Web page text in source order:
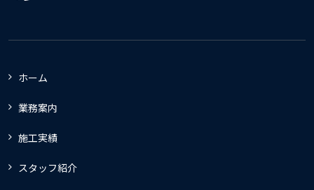
ホーム
業務案内
施工実績
スタッフ紹介